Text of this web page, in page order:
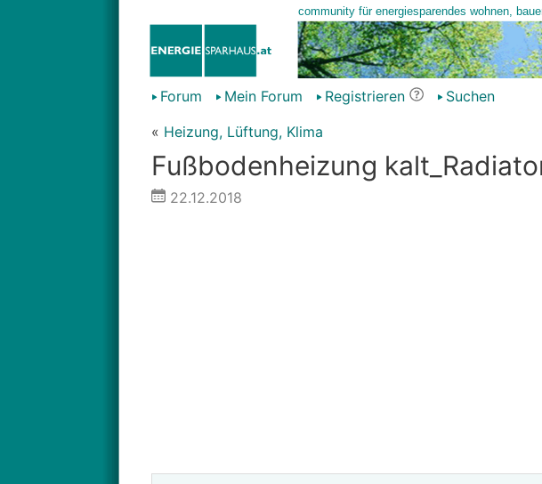
Forum Mein Forum Registrieren
Suchen
« Heizung, Lüftung, Klima
Fußbodenheizung
22.12.2018